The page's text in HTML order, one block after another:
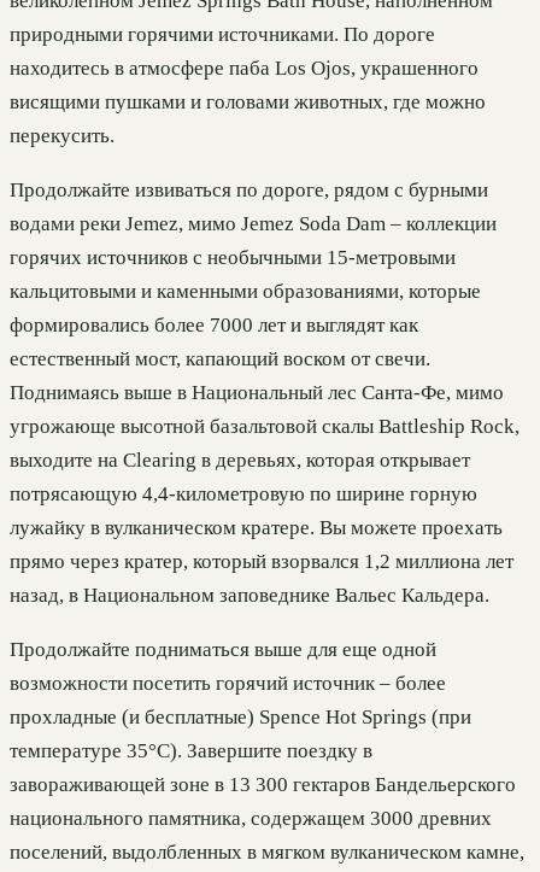
природными горячими источниками. По дороге
находитесь в атмосфере паба Los Ojos, украшенного
висящими пушками и головами животных, где можно
перекусить.
Продолжайте извиваться по дороге, рядом с бурными
водами реки Jemez, мимо Jemez Soda Dam – коллекции
горячих источников с необычными 15-метровыми
кальцитовыми и каменными образованиями, которые
формировались более 7000 лет и выглядят как
естественный мост, капающий воском от свечи.
Поднимаясь выше в Национальный лес Санта-Фе, мимо
угрожающе высотной базальтовой скалы Battleship Rock,
выходите на Clearing в деревьях, которая открывает
потрясающую 4,4-километровую по ширине горную
лужайку в вулканическом кратере. Вы можете проехать
прямо через кратер, который взорвался 1,2 миллиона лет
назад, в Национальном заповеднике Вальес Кальдера.
Продолжайте подниматься выше для еще одной
возможности посетить горячий источник – более
прохладные (и бесплатные) Spence Hot Springs (при
температуре 35°C). Завершите поездку в
завораживающей зоне в 13 300 гектаров Бандельерского
национального памятника, содержащем 3000 древних
поселений, выдолбленных в мягком вулканическом камне,